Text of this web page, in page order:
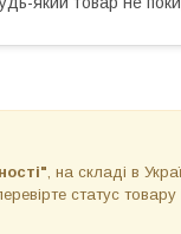
, на складі в
статус товару